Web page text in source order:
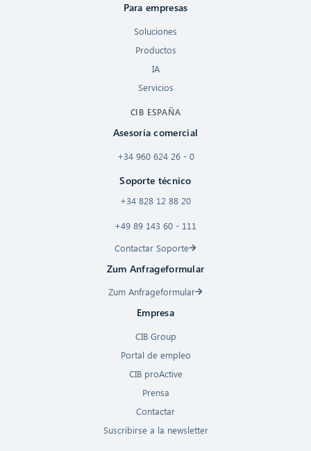
Para empresas
Soluciones
Productos
IA
Servicios
CIB ESPAÑA
Asesoría comercial
+34 960 624 26 - 0
Soporte técnico
+34 828 12 88 20
+49 89 143 60 - 111
Contactar Soporte
Zum Anfrageformular
Zum Anfrageformular
Empresa
CIB Group
Portal de empleo
CIB proActive
Prensa
Contactar
Suscribirse a la newsletter